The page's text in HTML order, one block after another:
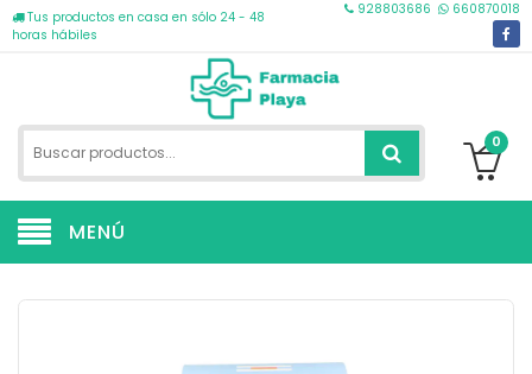
Tus productos en casa en sólo 24 - 48
horas hábiles
928803686 660870018
0
MENÚ